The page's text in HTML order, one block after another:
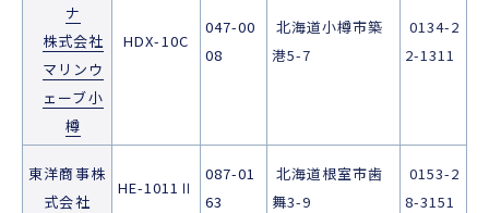
ナ
株式会社
マリンウ
ェーブ小
樽
HDX-10C
047-00
08
北海道小樽市築
港5-7
0134-2
2-1311
東洋商事株
式会社
HE-1011Ⅱ
087-01
63
北海道根室市歯
舞3-9
0153-2
8-3151